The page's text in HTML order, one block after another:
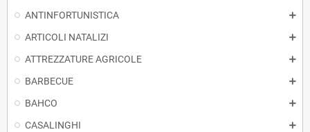
ANTINFORTUNISTICA
ARTICOLI NATALIZI
ATTREZZATURE AGRICOLE
BARBECUE
BAHCO
CASALINGHI